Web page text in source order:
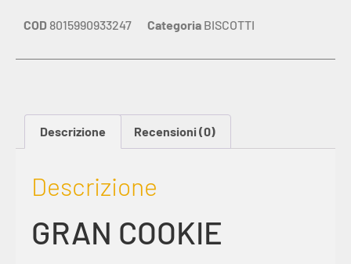
COD 8015990933247 Categoria BISCOTTI
Descrizione Recensioni (0)
Descrizione
GRAN COOKIE